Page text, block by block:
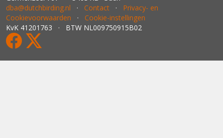
dba@dutchbirding.nl · Contact · Privacy- en
Cookievoorwaarden · Cookie-instellingen
KvK 41201763 · BTW NL009750915B02